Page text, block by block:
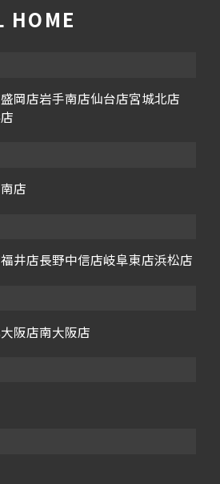
HOME
盛岡店岩手南店仙台店宮城北店
店
福井店長野中信店岐阜東店浜松店
阪店南大阪店